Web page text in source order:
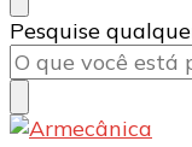
Armecânica
Blog
Procurando
algo?
Pesquise